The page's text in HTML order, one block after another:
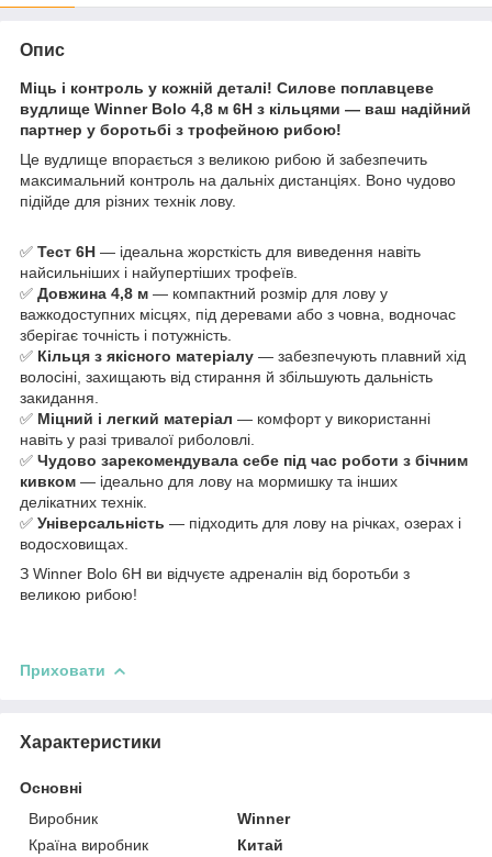
Опис
Міць і контроль у кожній деталі! Силове поплавцеве
вудлище Winner Bolo 4,8 м 6H з кільцями — ваш надійний
партнер у боротьбі з трофейною рибою!
Це вудлище впорається з великою рибою й забезпечить
максимальний контроль на дальніх дистанціях. Воно чудово
підійде для різних технік лову.
✅ Тест 6H — ідеальна жорсткість для виведення навіть
найсильніших і найупертіших трофеїв.
✅ Довжина 4,8 м — компактний розмір для лову у
важкодоступних місцях, під деревами або з човна, водночас
зберігає точність і потужність.
✅ Кільця з якісного матеріалу — забезпечують плавний хід
волосіні, захищають від стирання й збільшують дальність
закидання.
✅ Міцний і легкий матеріал — комфорт у використанні
навіть у разі тривалої риболовлі.
✅ Чудово зарекомендувала себе під час роботи з бічним
кивком — ідеально для лову на мормишку та інших
делікатних технік.
✅ Універсальність — підходить для лову на річках, озерах і
водосховищах.
З Winner Bolo 6H ви відчуєте адреналін від боротьби з
великою рибою!
Приховати
Характеристики
Основні
Виробник
Winner
Країна виробник
Китай